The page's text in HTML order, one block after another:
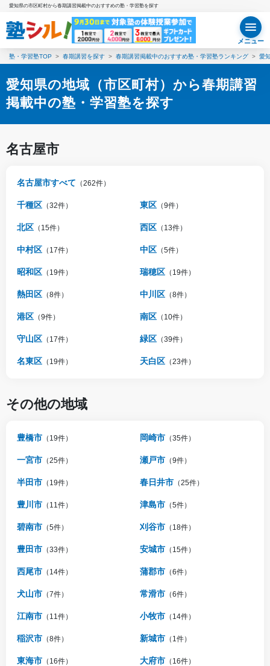
愛知県の市区町村から春期講習掲載中のおすすめの塾・学習塾を探す
メニュー
塾・学習塾TOP 春期講習を探す 春期講習掲載中のおすすめ塾・学習塾ランキング 愛
愛知県の地域（市区町村）から春期講習
掲載中の塾・学習塾を探す
名古屋市
名古屋市すべて （262件）
千種区 （32件） 東区 （9件）
北区 （15件） 西区 （13件）
中村区 （17件） 中区 （5件）
昭和区 （19件） 瑞穂区 （19件）
熱田区 （8件） 中川区 （8件）
港区 （9件） 南区 （10件）
守山区 （17件） 緑区 （39件）
名東区 （19件） 天白区 （23件）
その他の地域
豊橋市 （19件） 岡崎市 （35件）
一宮市 （25件） 瀬戸市 （9件）
半田市 （19件） 春日井市 （25件）
豊川市 （11件） 津島市 （5件）
碧南市 （5件） 刈谷市 （18件）
豊田市 （33件） 安城市 （15件）
西尾市 （14件） 蒲郡市 （6件）
犬山市 （7件） 常滑市 （6件）
江南市 （11件） 小牧市 （14件）
稲沢市 （8件） 新城市 （1件）
東海市 （16件） 大府市 （16件）